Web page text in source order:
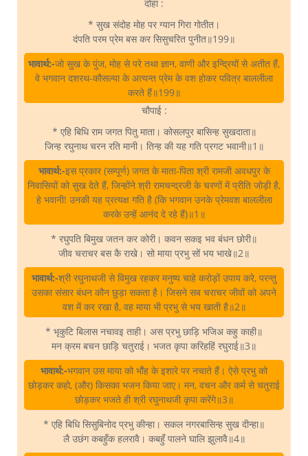
दोहा :
* सुख संदोह मोह पर ग्यान गिरा गोतीत।
दंपति परम प्रेम बस कर सिसुचरित पुनीत॥199॥
भावार्थ:-जो सुख के पुंज, मोह से परे तथा ज्ञान, वाणी और इन्द्रियों से अतीत हैं,
वे भगवान दशरथ-कौसल्या के अत्यन्त प्रेम के वश होकर पवित्र बाललीला
करते हैं॥199॥
चौपाई :
* एहि बिधि राम जगत पितु माता। कोसलपुर बासिन्ह सुखदाता॥
जिन्ह रघुनाथ चरन रति मानी। तिन्ह की यह गति प्रगट भवानी॥1॥
भावार्थ:-इस प्रकार (सम्पूर्ण) जगत के माता-पिता श्री रामजी अवधपुर के
निवासियों को सुख देते हैं, जिन्होंने श्री रामचन्द्रजी के चरणों में प्रीति जोड़ी है,
हे भवानी! उनकी यह प्रत्यक्ष गति है (कि भगवान उनके प्रेमवश बाललीला
करके उन्हें आनंद दे रहे हैं)॥1॥
* रघुपति बिमुख जतन कर कोरी। कवन सकइ भव बंधन छोरी॥
जीव चराचर बस कै राखे। सो माया प्रभु सों भय भाखे॥2॥
भावार्थ:-श्री रघुनाथजी से विमुख रहकर मनुष्य चाहे करोड़ों उपाय करे, परन्तु
उसका संसार बंधन कौन छुड़ा सकता है। जिसने सब चराचर जीवों को अपने
वश में कर रखा है, वह माया भी प्रभु से भय खाती है॥2॥
* भृकुटि बिलास नचावइ ताही। अस प्रभु छाड़ि भजिअ कहु काही॥
मन क्रम बचन छाड़ि चतुराई। भजत कृपा करिहहिं रघुराई॥3॥
भावार्थ:-भगवान उस माया को भौंह के इशारे पर नचाते हैं। ऐसे प्रभु को
छोड़कर कहो, (और) किसका भजन किया जाए। मन, वचन और कर्म से चतुराई
छोड़कर भजते ही श्री रघुनाथजी कृपा करेंगे॥3॥
* एहि बिधि सिसुबिनोद प्रभु कीन्हा। सकल नगरबासिन्ह सुख दीन्हा॥
लै उछंग कबहुँक हलरावै। कबहुँ पालने घालि झुलावै॥4॥